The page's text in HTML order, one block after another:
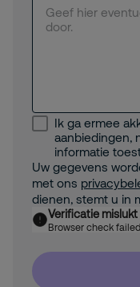
Ik ga ermee
aanbiedingen,
informatie
Uw gegevens
met ons
dienen, stemt u in
Verificatie mislukt
Browser check